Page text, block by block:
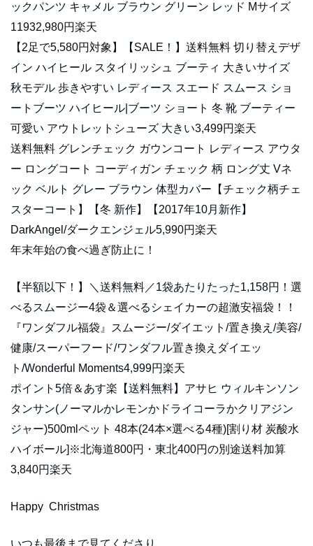
ックパンツ キャメル ブラウン グリーン レッド Mサイズ
11932,980円楽天
【2足で5,580円対象】【SALE！】送料無料 切り替えデザ
イン ハイヒール スタイリッシュ ブーティ 大きいサイズ
秋モデル 歩きやすい レディース スエード スムース ショ
ートブーツ ハイヒール|ブーツ ショート 冬 靴 ブーティー
可愛い アウトレットシューズ 大きい3,499円楽天
送料無料 グレンチェック ガウンコート レディース アウタ
ー ロングコート コーディガン チェック 柄 ロング丈 Vネ
ック ベルト グレー ブラウン 体型カバー【チェック柄チェ
スターコート】【冬 新作】【2017年10月新作】
DarkAngel/ダークエンジェル5,990円楽天
年末年始の食べ過ぎ防止に！
【半額以下！】＼送料無料／1袋あたりたった1,158円！選
べるスムージー4袋＆選べるシェイカーの超激安福袋！！
『ワンダフル福袋』スムージー/ダイエット/置き換え/美容/
健康/スーパーフード/ワンダフル置き換えダイエッ
ト/Wonderful Moments4,999円楽天
ポイント5倍＆あす楽【送料無料】アサヒ ウィルキンソン
タンサン(ノーマルかレモンかドライコーラかクリアジン
ジャー)500mlペット 48本(24本×選べる4種)[割り材 炭酸水
ハイボール]※北海道800円・東北400円の別途送料加算
3,840円楽天
Happy Christmas
いつも最後まで見てくださり